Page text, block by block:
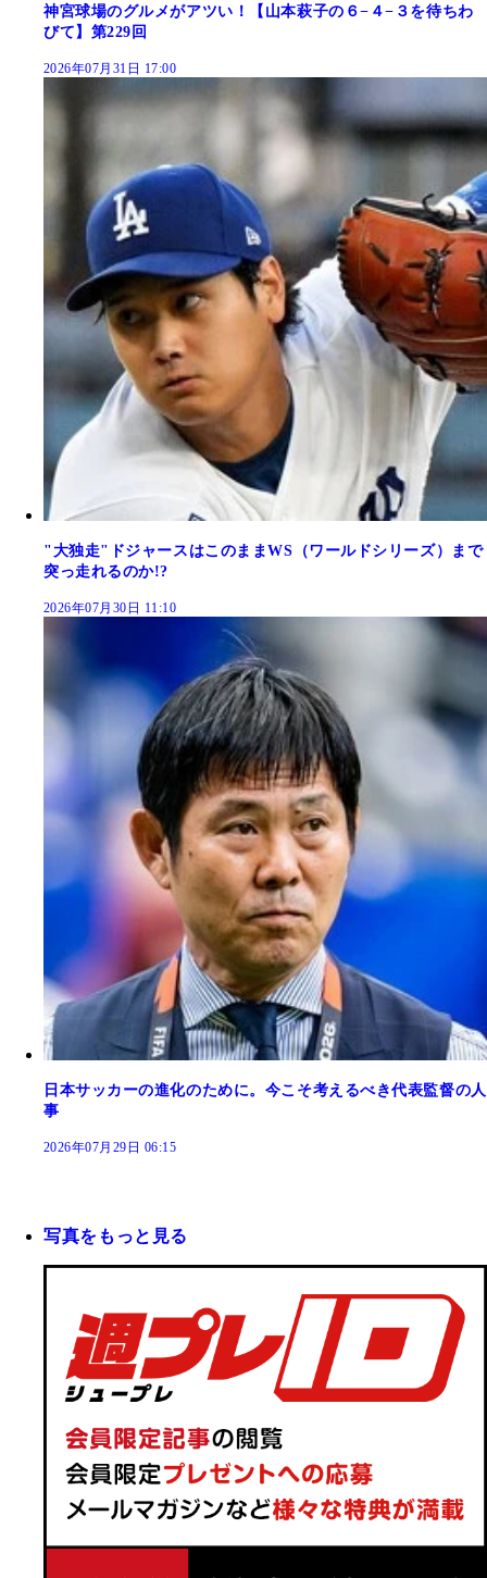
神宮球場のグルメがアツい！【山本萩子の６−４−３を待ちわ
びて】第229回
2026年07月31日 17:00
"大独走"ドジャースはこのままWS（ワールドシリーズ）まで
突っ走れるのか!?
2026年07月30日 11:10
日本サッカーの進化のために。今こそ考えるべき代表監督の人
事
2026年07月29日 06:15
写真をもっと見る